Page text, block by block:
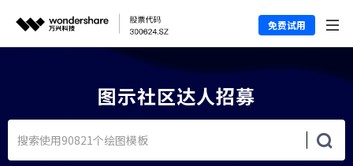
免费试用
图示社区达人招募